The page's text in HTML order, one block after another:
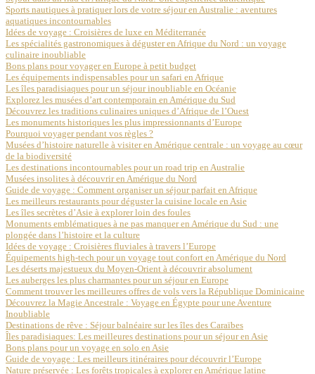
Sports nautiques à pratiquer lors de votre séjour en Australie : aventures
aquatiques incontournables
Idées de voyage : Croisières de luxe en Méditerranée
Les spécialités gastronomiques à déguster en Afrique du Nord : un voyage
culinaire inoubliable
Bons plans pour voyager en Europe à petit budget
Les équipements indispensables pour un safari en Afrique
Les îles paradisiaques pour un séjour inoubliable en Océanie
Explorez les musées d’art contemporain en Amérique du Sud
Découvrez les traditions culinaires uniques d’Afrique de l’Ouest
Les monuments historiques les plus impressionnants d’Europe
Pourquoi voyager pendant vos règles ?
Musées d’histoire naturelle à visiter en Amérique centrale : un voyage au cœur
de la biodiversité
Les destinations incontournables pour un road trip en Australie
Musées insolites à découvrir en Amérique du Nord
Guide de voyage : Comment organiser un séjour parfait en Afrique
Les meilleurs restaurants pour déguster la cuisine locale en Asie
Les îles secrètes d’Asie à explorer loin des foules
Monuments emblématiques à ne pas manquer en Amérique du Sud : une
plongée dans l’histoire et la culture
Idées de voyage : Croisières fluviales à travers l’Europe
Équipements high-tech pour un voyage tout confort en Amérique du Nord
Les déserts majestueux du Moyen-Orient à découvrir absolument
Les auberges les plus charmantes pour un séjour en Europe
Comment trouver les meilleures offres de vols vers la République Dominicaine
Découvrez la Magie Ancestrale : Voyage en Égypte pour une Aventure
Inoubliable
Destinations de rêve : Séjour balnéaire sur les îles des Caraïbes
Îles paradisiaques: Les meilleures destinations pour un séjour en Asie
Bons plans pour un voyage en solo en Asie
Guide de voyage : Les meilleurs itinéraires pour découvrir l’Europe
Nature préservée : Les forêts tropicales à explorer en Amérique latine